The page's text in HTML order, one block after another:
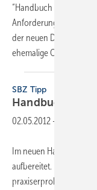
“Handbuch
Anforderungen des
der neuen DIN 18040
ehemalige Obfrau des
SBZ Tipp
Handbuch
02.05.2012 -
Im neuen Handbuch
aufbereitet. Es enthält
praxiserprobtes Know-